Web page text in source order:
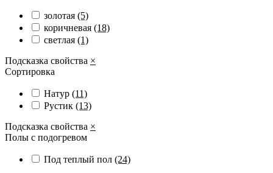
золотая (5)
коричневая (18)
светлая (1)
Подсказка свойства ×
Сортировка
Натур (11)
Рустик (13)
Подсказка свойства ×
Полы с подогревом
Под теплый пол (24)